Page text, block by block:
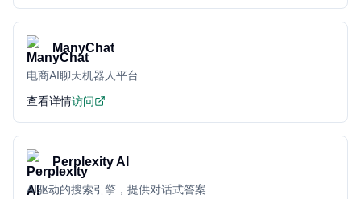
ManyChat
电商AI聊天机器人平台
查看详情访问
Perplexity AI
AI驱动的搜索引擎，提供对话式答案